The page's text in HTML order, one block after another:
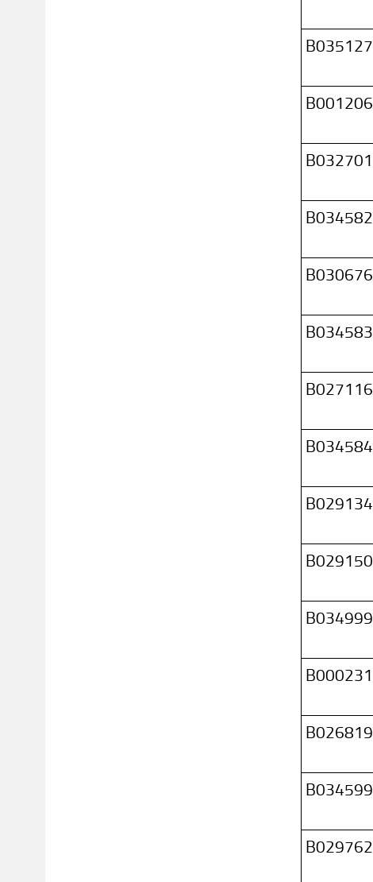
B035127
B001206
B032701
B034582
B030676
B034583
B027116
B034584
B029134
B029150
B034999
B000231
B026819
B034599
B029762